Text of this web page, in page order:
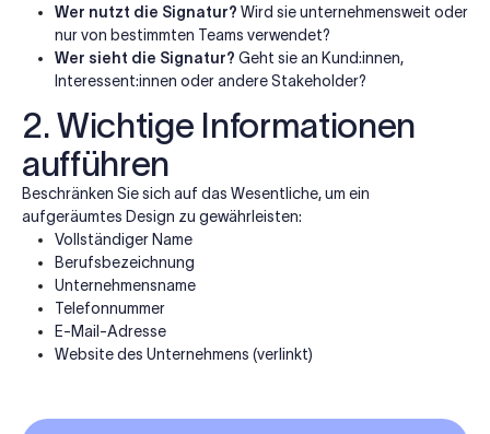
Wer nutzt die Signatur? Wird sie unternehmensweit oder
nur von bestimmten Teams verwendet?
Wer sieht die Signatur? Geht sie an Kund:innen,
Interessent:innen oder andere Stakeholder?
2. Wichtige Informationen
aufführen
Beschränken Sie sich auf das Wesentliche, um ein
aufgeräumtes Design zu gewährleisten:
Vollständiger Name
Berufsbezeichnung
Unternehmensname
Telefonnummer
E-Mail-Adresse
Website des Unternehmens (verlinkt)